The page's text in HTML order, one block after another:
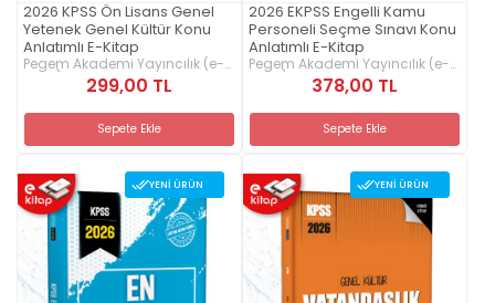
2026 KPSS Ön Lisans Genel
Yetenek Genel Kültür Konu
Anlatımlı E-Kitap
Pegem Akademi Yayıncılık (e-
kitap) 299,00 TL
Sepete Ekle
2026 EKPSS Engelli Kamu
Personeli Seçme Sınavı Konu
Anlatımlı E-Kitap
Pegem Akademi Yayıncılık (e-
kitap) 378,00 TL
Sepete Ekle
YENI ÜRÜN YENI ÜRÜN